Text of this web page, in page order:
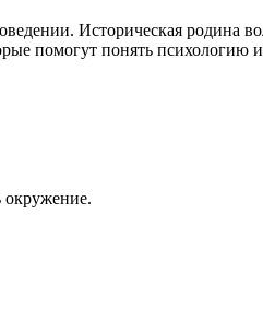
Историческая родина
помогут понять психологию